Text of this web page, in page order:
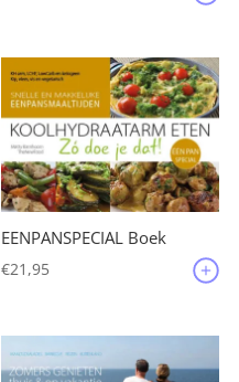
EENPANSPECIAL Boek
€21,95